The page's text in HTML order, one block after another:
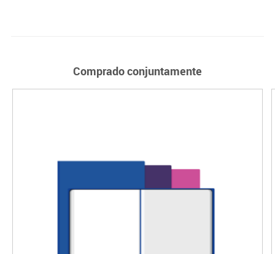
Comprado conjuntamente